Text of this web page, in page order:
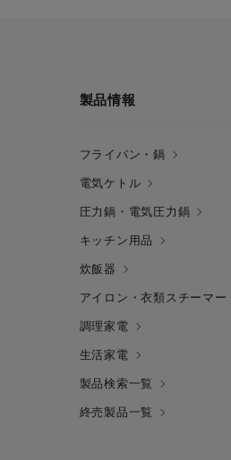
製品情報
フライパン・鍋
電気ケトル
圧力鍋・電気圧力鍋
キッチン用品
炊飯器
アイロン・衣類スチーマー
調理家電
生活家電
製品検索一覧
終売製品一覧